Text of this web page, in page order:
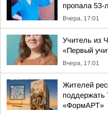
пропала 53-
Вчера, 17:01
Учитель из
«Первый
Вчера, 17:01
Жителей
поддержать
«ФормАРТ»